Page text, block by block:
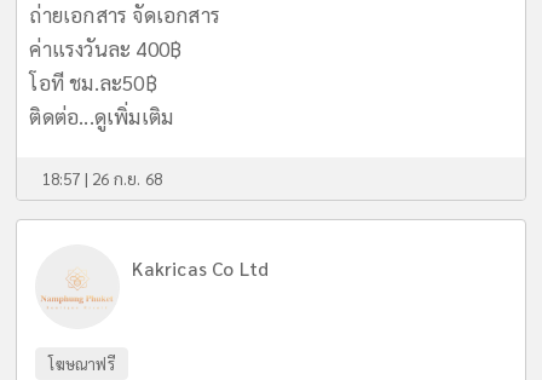
ถ่ายเอกสาร จัดเอกสาร
ค่าแรงวันละ 400฿
โอที ชม.ละ50฿
ติดต่อ...ดูเพิ่มเติม
18:57 | 26 ก.ย. 68
Kakricas Co Ltd
โฆษณาฟรี